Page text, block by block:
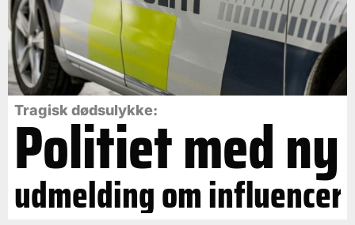
Tragisk dødsulykke:
Politiet med ny
udmelding om influencer